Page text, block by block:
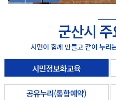
군산시
시민이 함께 만들고 같이 누리
시민정보화교육
공유누리(통합예약)